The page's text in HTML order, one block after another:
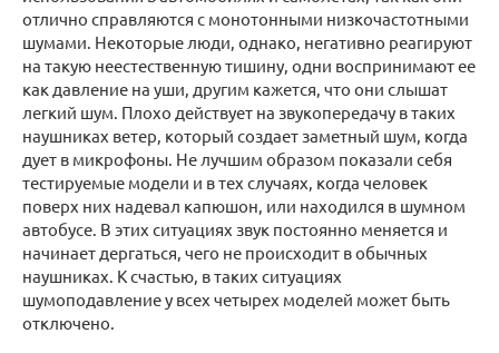
отлично справляются с монотонными низкочастотными
шумами. Некоторые люди, однако, негативно реагируют
на такую неестественную тишину, одни воспринимают ее
как давление на уши, другим кажется, что они слышат
легкий шум. Плохо действует на звукопередачу в таких
наушниках ветер, который создает заметный шум, когда
дует в микрофоны. Не лучшим образом показали себя
тестируемые модели и в тех случаях, когда человек
поверх них надевал капюшон, или находился в шумном
автобусе. В этих ситуациях звук постоянно меняется и
начинает дергаться, чего не происходит в обычных
наушниках. К счастью, в таких ситуациях
шумоподавление у всех четырех моделей может быть
отключено.